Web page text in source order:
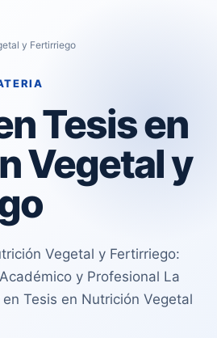
y Fertirriego
Tesis en
Vegetal y
Vegetal y Fertirriego:
y Profesional La
Tesis en Nutrición Vegetal